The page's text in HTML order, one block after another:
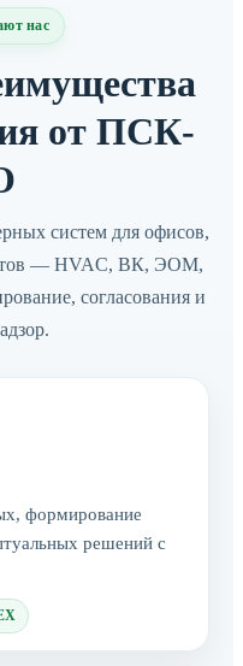
нас
от ПСК-
систем для офисов,
— HVAC, ВК, ЭОМ,
согласования и
формирование
решений с